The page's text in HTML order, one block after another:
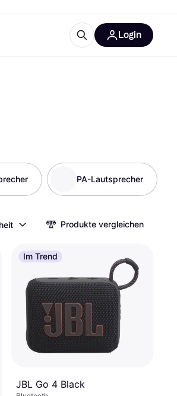
Login
PA-Lautsprecher
Produkte vergleichen
Im Trend
JBL Go 4 Black